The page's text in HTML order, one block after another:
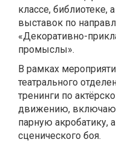
классе, библиотеке,
выставок по
«Декоративно-
промыслы».
В рамках
театрального
тренинги по
движению,
парную акробатику,
сценического боя.